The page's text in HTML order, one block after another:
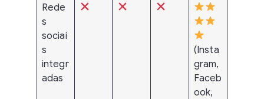
Rede
s
sociai
s
integr
adas
(Insta
gram,
Faceb
ook,